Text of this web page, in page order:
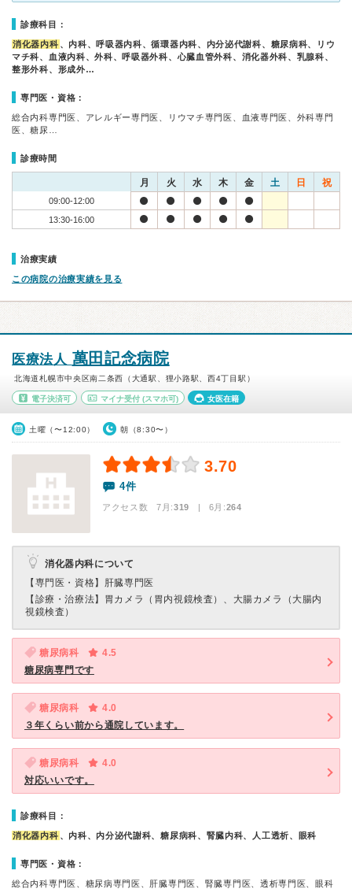
診療科目：
消化器内科 、内科、呼吸器内科、循環器内科、内分泌代謝科、糖尿病科、リウ
マチ科、血液内科、外科、呼吸器外科、心臓血管外科、消化器外科、乳腺科、
整形外科、形成外…
専門医・資格：
総合内科専門医、アレルギー専門医、リウマチ専門医、血液専門医、外科専門
医、糖尿…
診療時間
月 火 水 木 金 土 日 祝
09:00-12:00
13:30-16:00
治療実績
この病院の治療実績を見る
医療法人 萬田記念病院
北海道札幌市中央区南二条西（大通駅、狸小路駅、西4丁目駅）
電子決済可 マイナ受付(スマホ可) 女医在籍
土曜（〜12:00） 朝（8:30〜）
3.70
4件
アクセス数 7月:319 | 6月:264
消化器内科について
【専門医・資格】 肝臓専門医
【診療・治療法】 胃カメラ（胃内視鏡検査）、大腸カメラ（大腸内
視鏡検査）
糖尿病科
4.5
糖尿病専門です
糖尿病科
4.0
３年くらい前から通院しています。
糖尿病科
4.0
対応いいです。
診療科目：
消化器内科 、内科、内分泌代謝科、糖尿病科、腎臓内科、人工透析、眼科
専門医・資格：
総合内科専門医、糖尿病専門医、肝臓専門医、腎臓専門医、透析専門医、眼科